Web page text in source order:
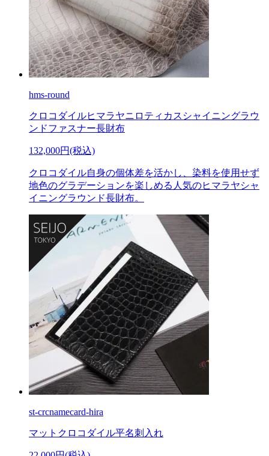
hms-round
クロコダイルヒマラヤニロティカスシャイニングラウ
ンドファスナー長財布
132,000円(税込)
クロコダイル自身の個体差を活かし、染料を使用せず
地色のグラデーションを楽しめる人気のヒマラヤシャ
イニングラウンド長財布。
st-crcnamecard-hira
マットクロコダイル平名刺入れ